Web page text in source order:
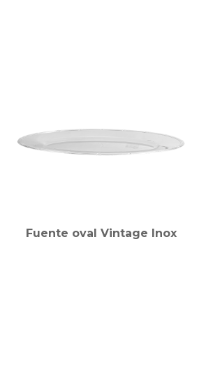
Fuente oval Vintage Inox